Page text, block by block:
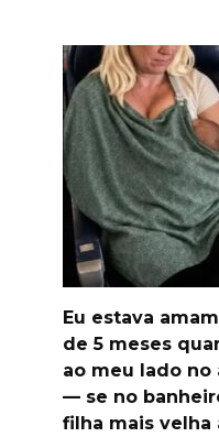
Eu estava
de 5 meses
ao meu lado no
— se no
filha mais velha